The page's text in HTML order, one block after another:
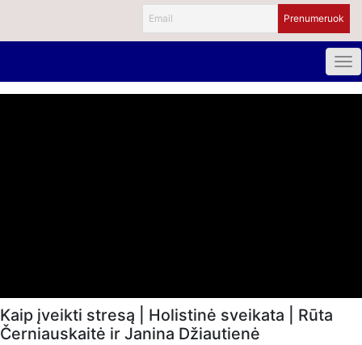
Kaip įveikti stresą | Holistinė sveikata | Rūta
Černiauskaitė ir Janina Džiautienė